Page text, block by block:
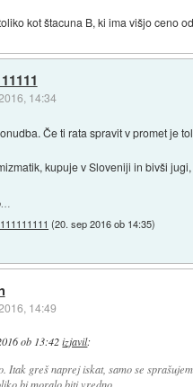
kot štacuna B, ki ima višjo ceno
14:34
Če ti rata spravit v promet je
kupuje v Sloveniji in bivši
(20. sep 2016 ob 14:35)
14:49
ob 13:42 izjavil:
Itak greš naprej iskat, samo se
bi moralo biti vredno.